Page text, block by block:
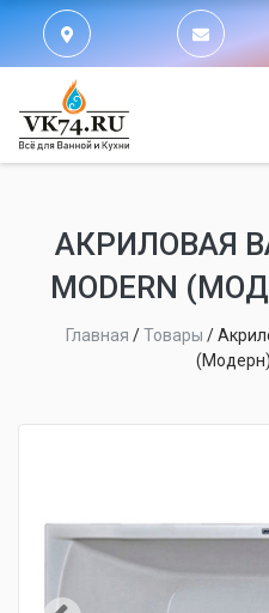
АКРИЛОВАЯ
MODERN
Главная /Товары /